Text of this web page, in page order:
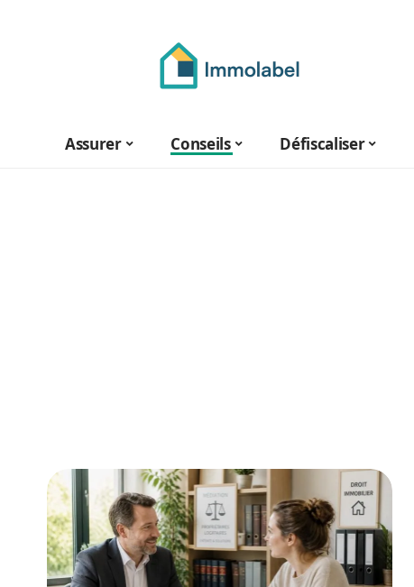
Assurer Conseils Défiscaliser